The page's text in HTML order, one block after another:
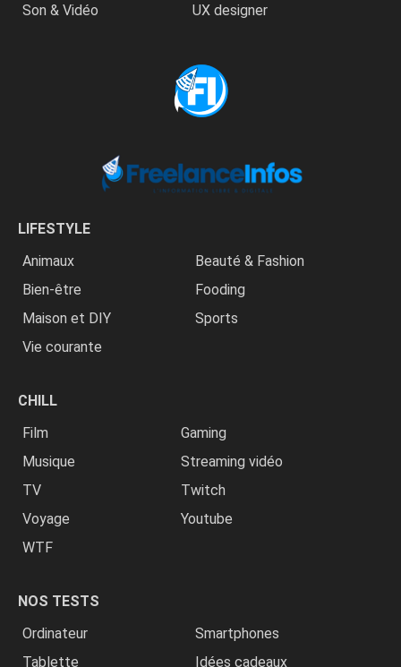
Son & Vidéo
UX designer
LIFESTYLE
Animaux
Beauté & Fashion
Bien-être
Fooding
Maison et DIY
Sports
Vie courante
CHILL
Film
Gaming
Musique
Streaming vidéo
TV
Twitch
Voyage
Youtube
WTF
NOS TESTS
Ordinateur
Smartphones
Tablette
Idées cadeaux